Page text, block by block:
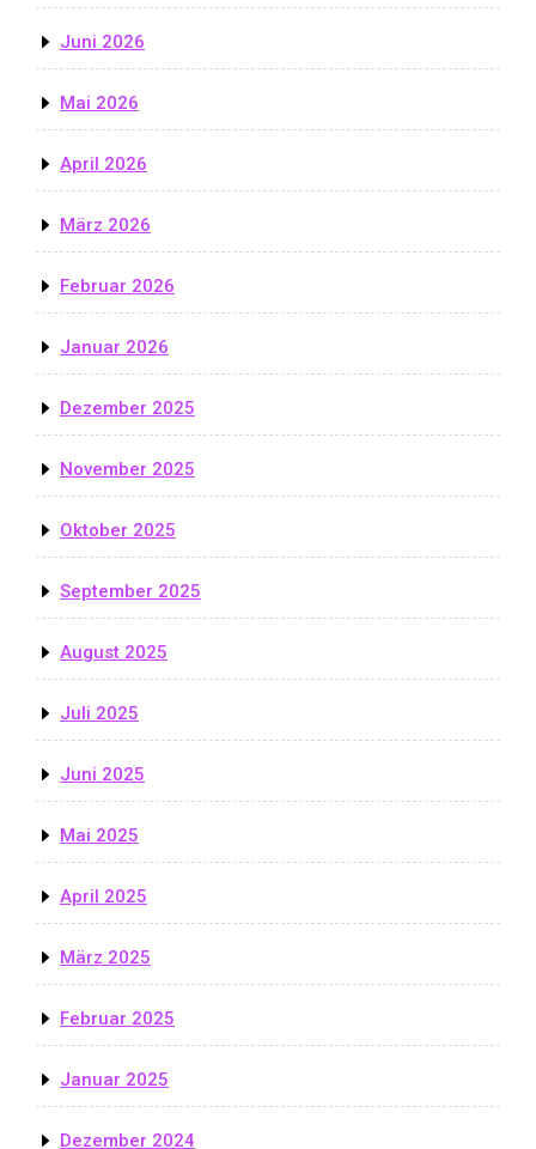
Juni 2026
Mai 2026
April 2026
März 2026
Februar 2026
Januar 2026
Dezember 2025
November 2025
Oktober 2025
September 2025
August 2025
Juli 2025
Juni 2025
Mai 2025
April 2025
März 2025
Februar 2025
Januar 2025
Dezember 2024